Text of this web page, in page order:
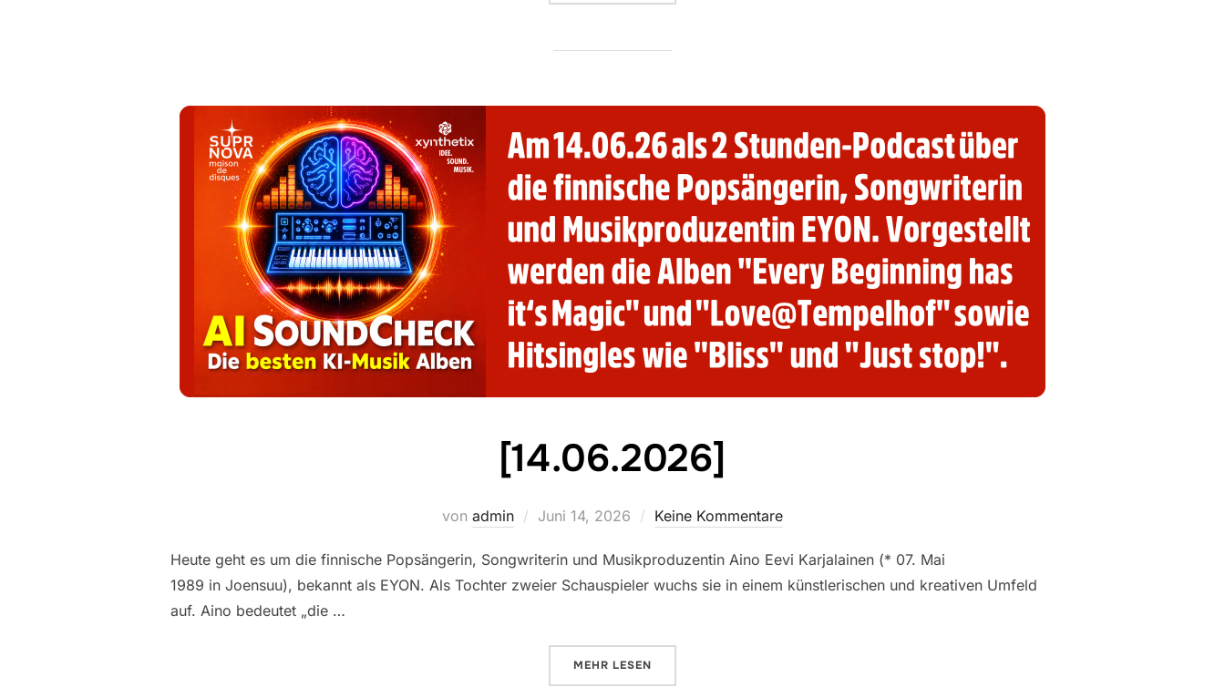
[14.06.2026]
von admin
Veröffentlicht
Juni 14, 2026 Keine Kommentare
Heute geht es um die finnische Popsängerin, Songwriterin und Musikproduzentin Aino Eevi Karjalainen (* 07. Mai
1989 in Joensuu), bekannt als EYON. Als Tochter zweier Schauspieler wuchs sie in einem künstlerischen und kreativen Umfeld
auf. Aino bedeutet „die …
MEHR ÜBER „[14.06.2026]“
LESEN